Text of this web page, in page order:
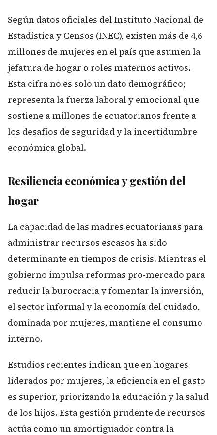
Según datos oficiales del Instituto Nacional de
Estadística y Censos (INEC), existen más de 4,6
millones de mujeres en el país que asumen la
jefatura de hogar o roles maternos activos.
Esta cifra no es solo un dato demográfico;
representa la fuerza laboral y emocional que
sostiene a millones de ecuatorianos frente a
los desafíos de seguridad y la incertidumbre
económica global.
Resiliencia económica y gestión del
hogar
La capacidad de las madres ecuatorianas para
administrar recursos escasos ha sido
determinante en tiempos de crisis. Mientras el
gobierno impulsa reformas pro-mercado para
reducir la burocracia y fomentar la inversión,
el sector informal y la economía del cuidado,
dominada por mujeres, mantiene el consumo
interno.
Estudios recientes indican que en hogares
liderados por mujeres, la eficiencia en el gasto
es superior, priorizando la educación y la salud
de los hijos. Esta gestión prudente de recursos
actúa como un amortiguador contra la